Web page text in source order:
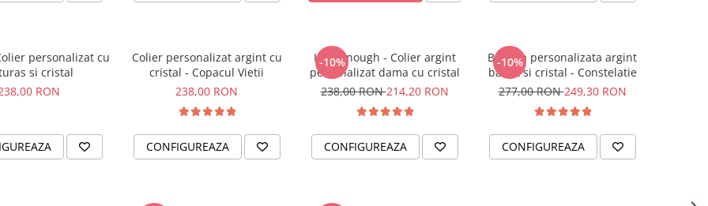
personalizat cu
si cristal
RON
Colier personalizat argint cu
cristal - Copacul Vietii
238,00 RON
CONFIGUREAZA
-10%
I am Enough - Colier argint
personalizat dama cu cristal
238,00 RON214,20 RON
CONFIGUREAZA
-10%
Bratara personalizata argint
banut si cristal - Constelatie
277,00 RON249,30 RON
CONFIGUREAZA